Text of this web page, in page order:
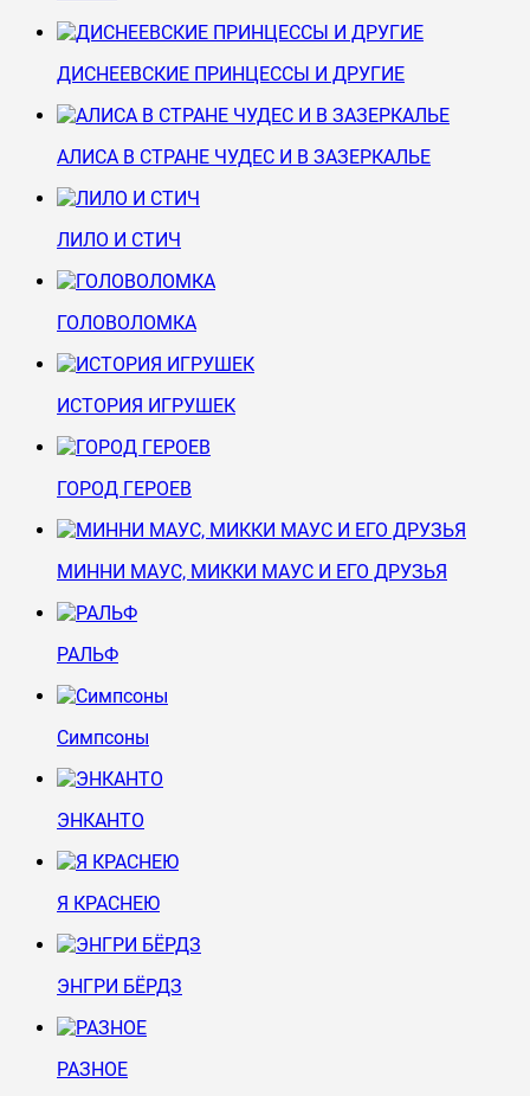
ДИСНЕЕВСКИЕ ПРИНЦЕССЫ И ДРУГИЕ
АЛИСА В СТРАНЕ ЧУДЕС И В ЗАЗЕРКАЛЬЕ
ЛИЛО И СТИЧ
ГОЛОВОЛОМКА
ИСТОРИЯ ИГРУШЕК
ГОРОД ГЕРОЕВ
МИННИ МАУС, МИККИ МАУС И ЕГО ДРУЗЬЯ
РАЛЬФ
Симпсоны
ЭНКАНТО
Я КРАСНЕЮ
ЭНГРИ БЁРДЗ
РАЗНОЕ